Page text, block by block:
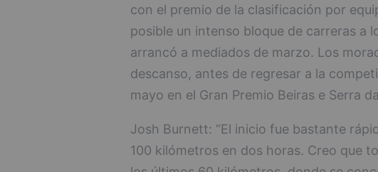
con el premio de la clasificación por
posible un intenso bloque de carreras a
arrancó a mediados de marzo. Los
descanso, antes de regresar a la
mayo en el Gran Premio Beiras e Serra
Josh Burnett: “El inicio fue bastante
100 kilómetros en dos horas. Creo que